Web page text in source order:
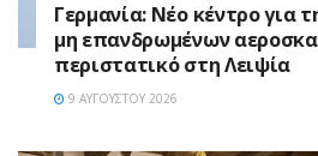
Γερμανία: Νέο κέντρο για
μη επανδρωμένων
περιστατικό στη Λειψία
9 ΑΥΓΟΎΣΤΟΥ 2026